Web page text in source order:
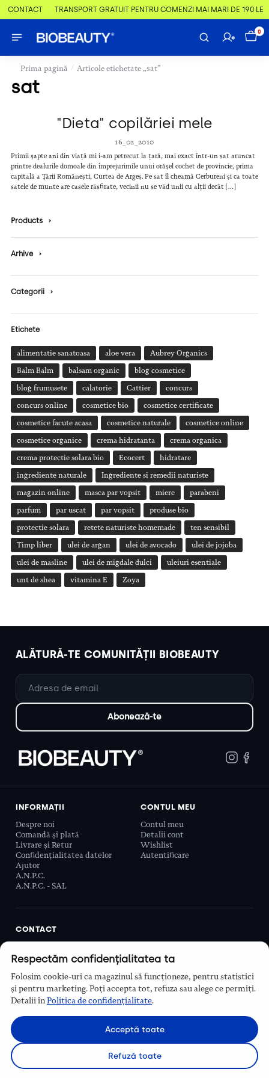
CONTACT TRANSPORT GRATUIT PENTRU COMENZI MAI MARI DE 190 LEI
0
Prima pagină / Articole etichetate „sat”
sat
"Dieta" copilăriei mele
16_02_2010
Primii șapte ani din viață mi i-am petrecut la țară, mai exact într-un sat aruncat
printre dealurile domoale din împrejurimile unui orășel cochet de provincie, prima
capitală a Țării Românești, Curtea de Argeș. Pe sat îl cheamă Cerbureni și ca toate
satele de munte are casele răsfirate, vecinii nu se văd unii cu alții decât […]
Products ›
Arhive ›
Categorii ›
Etichete
alimentatie sanatoasa aloe vera Aubrey Organics
Balm Balm balsam organic blog cosmetice
blog frumusete calatorie Cattier concurs
concurs online cosmetice bio cosmetice certificate
cosmetice facute acasa cosmetice naturale cosmetice online
cosmetice organice crema hidratanta crema organica
crema protectie solara bio Ecocert hidratare
ingrediente naturale Ingrediente si remedii naturiste
magazin online masca par vopsit miere parabeni
parfum par uscat par vopsit produse bio
protectie solara retete naturiste homemade ten sensibil
Timp liber ulei de argan ulei de avocado ulei de jojoba
ulei de masline ulei de migdale dulci uleiuri esentiale
unt de shea vitamina E Zoya
ALĂTURĂ-TE COMUNITĂȚII BIOBEAUTY
INFORMAȚII
Despre noi
Comandă și plată
Livrare și Retur
Confidențialitatea datelor
Ajutor
A.N.P.C.
A.N.P.C. - SAL
CONTUL MEU
Contul meu
Detalii cont
Wishlist
Autentificare
CONTACT
Sector 6, București, România
Program
Luni–Vineri, 9:00 – 16:00
Respectăm confidențialitatea ta
Folosim cookie-uri ca magazinul să funcționeze, pentru statistici
și pentru marketing. Poți accepta tot, refuza sau alege ce permiți.
Detalii înPolitica de confidențialitate.
Acceptă toate
Refuză toate